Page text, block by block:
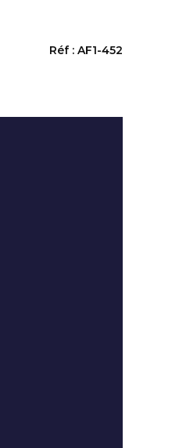
Réf : AF1-452